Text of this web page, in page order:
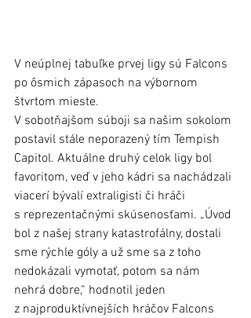
V neúplnej tabuľke prvej ligy sú Falcons
po ôsmich zápasoch na výbornom
štvrtom mieste.
V sobotňajšom súboji sa našim sokolom
postavil stále neporazený tím Tempish
Capitol. Aktuálne druhý celok ligy bol
favoritom, veď v jeho kádri sa nachádzali
viacerí bývalí extraligisti či hráči
s reprezentačnými skúsenosťami. „Úvod
bol z našej strany katastrofálny, dostali
sme rýchle góly a už sme sa z toho
nedokázali vymotať, potom sa nám
nehrá dobre,“ hodnotil jeden
z najproduktívnejších hráčov Falcons